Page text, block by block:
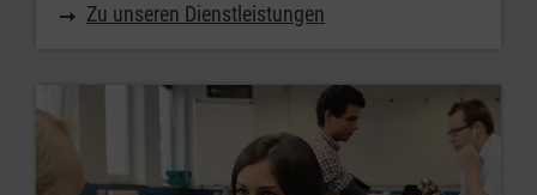
Zu unseren Dienstleistungen